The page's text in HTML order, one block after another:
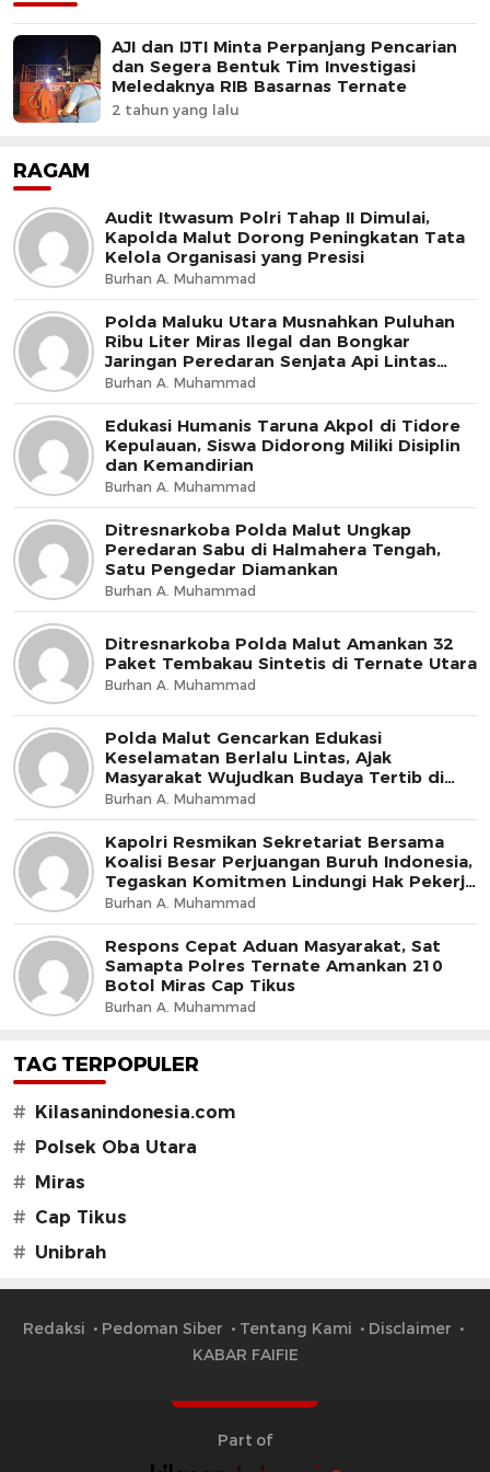
AJI dan IJTI Minta Perpanjang Pencarian
dan Segera Bentuk Tim Investigasi
Meledaknya RIB Basarnas Ternate
2 tahun yang lalu
RAGAM
Audit Itwasum Polri Tahap II Dimulai,
Kapolda Malut Dorong Peningkatan Tata
Kelola Organisasi yang Presisi
Burhan A. Muhammad
Polda Maluku Utara Musnahkan Puluhan
Ribu Liter Miras Ilegal dan Bongkar
Jaringan Peredaran Senjata Api Lintas
Negara
Burhan A. Muhammad
Edukasi Humanis Taruna Akpol di Tidore
Kepulauan, Siswa Didorong Miliki Disiplin
dan Kemandirian
Burhan A. Muhammad
Ditresnarkoba Polda Malut Ungkap
Peredaran Sabu di Halmahera Tengah,
Satu Pengedar Diamankan
Burhan A. Muhammad
Ditresnarkoba Polda Malut Amankan 32
Paket Tembakau Sintetis di Ternate Utara
Burhan A. Muhammad
Polda Malut Gencarkan Edukasi
Keselamatan Berlalu Lintas, Ajak
Masyarakat Wujudkan Budaya Tertib di
Jalan
Burhan A. Muhammad
Kapolri Resmikan Sekretariat Bersama
Koalisi Besar Perjuangan Buruh Indonesia,
Tegaskan Komitmen Lindungi Hak Pekerja
dan Jaga Iklim Investasi
Burhan A. Muhammad
Respons Cepat Aduan Masyarakat, Sat
Samapta Polres Ternate Amankan 210
Botol Miras Cap Tikus
Burhan A. Muhammad
TAG TERPOPULER
# Kilasanindonesia.com
# Polsek Oba Utara
# Miras
# Cap Tikus
# Unibrah
Redaksi Pedoman Siber Tentang Kami
Disclaimer
KABAR FAIFIE
Part of